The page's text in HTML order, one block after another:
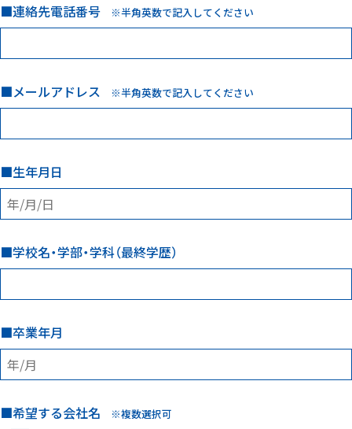
連絡先電話番号 ※半角英数で記入してください
メールアドレス ※半角英数で記入してください
生年月日
学校名・学部・学科（最終学歴）
卒業年月
希望する会社名 ※複数選択可